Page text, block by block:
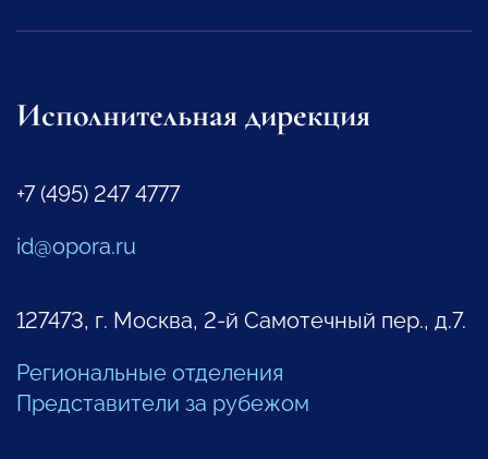
Исполнительная дирекция
+7 (495) 247 4777
id@opora.ru
127473, г. Москва, 2-й Самотечный пер., д.7.
Региональные отделения
Представители за рубежом